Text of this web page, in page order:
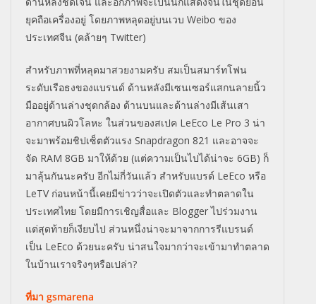
ยุคถือเครื่องอยู่ โดยภาพหลุดอยู่บนเวบ Weibo ของ
ประเทศจีน (คล้ายๆ Twitter)
สำหรับภาพที่หลุดมาสวยงามครับ สมเป็นสมาร์ทโฟน
ระดับเรือธงของแบรนด์ ด้านหลังมีเซนเซอร์แสกนลายนิ้ว
มืออยู่ด้านล่างชุดกล้อง ด้านบนและด้านล่างมีเส้นเสา
อากาศบนผิวโลหะ ในส่วนของสเปค LeEco Le Pro 3 น่า
จะมาพร้อมชิปเซ็ตตัวแรง Snapdragon 821 และอาจจะ
จัด RAM 8GB มาให้ด้วย (แต่ความเป็นไปได้น่าจะ 6GB) ก็
มาลุ้นกันนะครับ อีกไม่กี่วันแล้ว สำหรับแบรด์ LeEco หรือ
LeTV ก่อนหน้านี้เคยมีข่าวว่าจะเปิดตัวและทำตลาดใน
ประเทศไทย โดยมีการเชิญสื่อและ Blogger ไปร่วมงาน
แต่สุดท้ายก็เงียบไป ส่วนหนึ่งน่าจะมาจากการรีแบรนด์
เป็น LeEco ด้วยนะครับ น่าสนใจมากว่าจะเข้ามาทำตลาด
ในบ้านเราจริงๆหรือเปล่า?
ที่มา gsmarena